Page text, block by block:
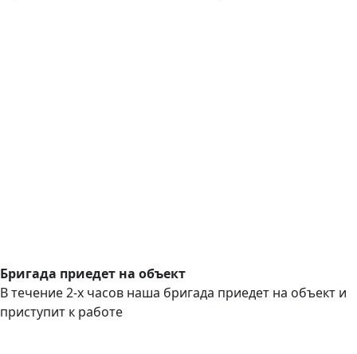
Бригада приедет на объект
В течение 2-х часов наша бригада приедет на объект и
приступит к работе